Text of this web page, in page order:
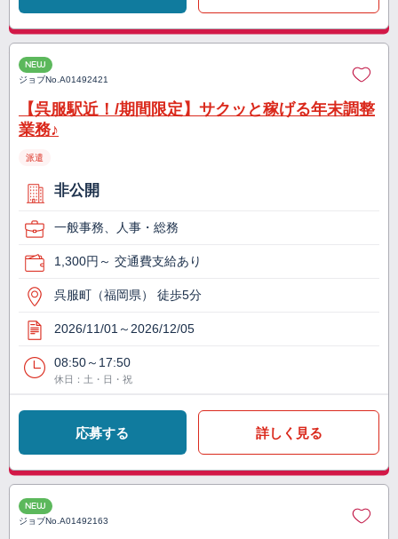
NEW
ジョブNo.A01492421
【呉服駅近！/期間限定】サクッと稼げる年末調整
業務♪
派遣
非公開
一般事務、人事・総務
1,300円～ 交通費支給あり
呉服町（福岡県） 徒歩5分
2026/11/01～2026/12/05
08:50～17:50
休日：土・日・祝
応募する 詳しく見る
NEW
ジョブNo.A01492163